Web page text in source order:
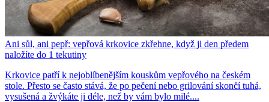
Ani sůl, ani pepř: vepřová krkovice zkřehne, když ji den předem
naložíte do 1 tekutiny
Krkovice patří k nejoblíbenějším kouskům vepřového na českém
stole. Přesto se často stává, že po pečení nebo grilování skončí tuhá,
vysušená a žvýkáte ji déle, než by vám bylo milé....